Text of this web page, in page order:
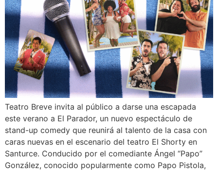
Teatro Breve invita al público a darse una escapada
este verano a El Parador, un nuevo espectáculo de
stand-up comedy que reunirá al talento de la casa con
caras nuevas en el escenario del teatro El Shorty en
Santurce. Conducido por el comediante Ángel “Papo”
González, conocido popularmente como Papo Pistola,